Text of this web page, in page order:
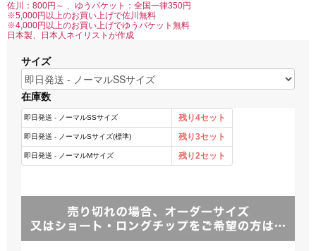
佐川：800円～ 、ゆうパケット：全国一律350円
※5,000円以上のお買い上げで佐川無料
※4,000円以上のお買い上げでゆうパケット無料
日本製、日本人ネイリストが作成
サイズ
在庫数